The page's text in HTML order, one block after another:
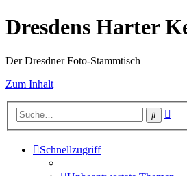
Dresdens Harter
Der Dresdner Foto-Stammtisch
Zum Inhalt
Suche
Schnellzugriff